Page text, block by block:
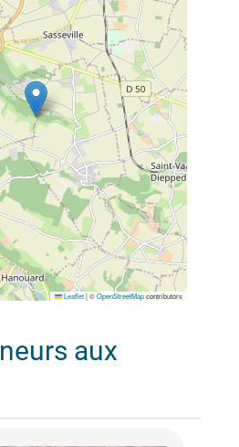
Leaflet |©OpenStreetMapcontributors
aux